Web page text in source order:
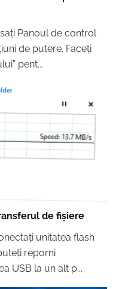
Panoul de control
de putere. Faceți
pent...
de fișiere
unitatea flash
reporni
USB la un alt p...